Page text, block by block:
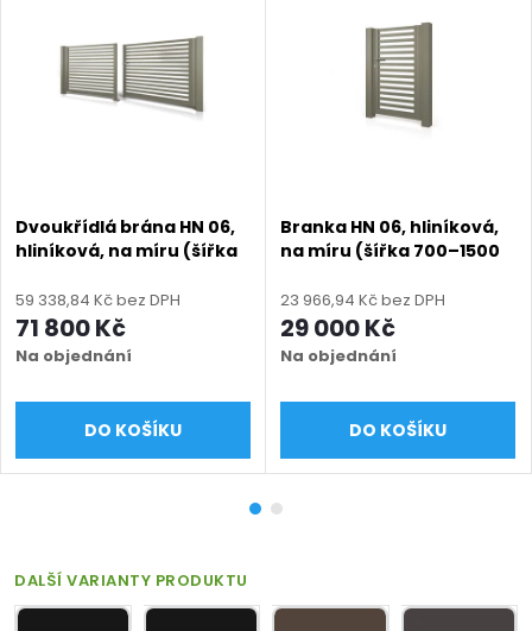
Dvoukřídlá brána HN 06,
hliníková, na míru (šířka
1000 - 2000 mm), šedá
RAL 7030 matná
59 338,84 Kč bez DPH
71 800 Kč
Na objednání
DO KOŠÍKU
Branka HN 06, hliníková,
na míru (šířka 700–1500
mm), šedá RAL 7030
matná
23 966,94 Kč bez DPH
29 000 Kč
Na objednání
DO KOŠÍKU